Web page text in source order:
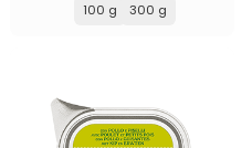
100 g 300 g